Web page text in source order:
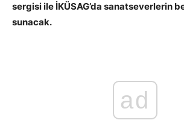
sergisi ile İKÜSAG’da sanatseverlerin
sunacak.
ad